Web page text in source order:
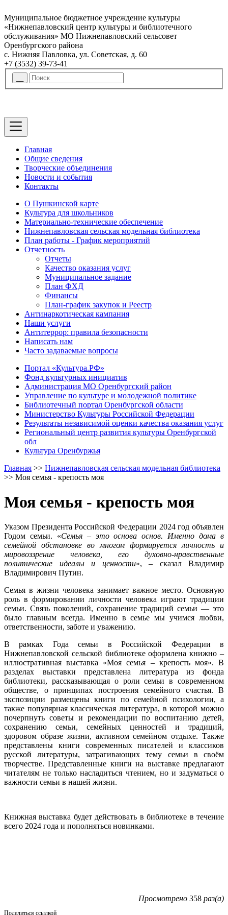
Муниципальное бюджетное учреждение культуры
«Нижнепавловский центр культуры и библиотечного
обслуживания» МО Нижнепавловский сельсовет
Оренбургского района
с. Нижняя Павловка, ул. Советская, д. 60
+7 (3532) 39-73-41
Главная
Общие сведения
Творческие объединения
Новости и события
Контакты
О Пушкинской карте
Культура для школьников
Материально-технические обеспечение
Нижнепавловская сельская модельная библиотека
План работы - График мероприятий
Отчетность
Отчеты
Качество оказания услуг
Муниципальное задание
План ФХД
Финансы
План-график закупок и Реестр
Антинаркотическая кампания
Наши услуги
Антитеррор: правила безопасности
Написать нам
Часто задаваемые вопросы
Портал «Культура.РФ»
Фонд культурных инициатив
Администрация МО Оренбургский район
Управление по культуре и молодежной политике
Библиотечный портал Оренбургской области
Министерство Культуры Российской Федерации
Результаты независимой оценки качества оказания услуг
Региональный центр развития культуры Оренбургской
обл
Культура Оренбуржья
Главная >> Нижнепавловская сельская модельная библиотека
>> Моя семья - крепость моя
Моя семья - крепость моя
Указом Президента Российской Федерации 2024 год объявлен
Годом семьи. «Семья – это основа основ. Именно дома в
семейной обстановке во многом формируется личность и
мировоззрение человека, его духовно-нравственные
политические идеалы и ценности», – сказал Владимир
Владимирович Путин.
Семья в жизни человека занимает важное место. Основную
роль в формировании личности человека играют традиции
семьи. Связь поколений, сохранение традиций семьи — это
было главным всегда. Именно в семье мы учимся любви,
ответственности, заботе и уважению.
В рамках Года семьи в Российской Федерации в
Нижнепавловской сельской библиотеке оформлена книжно –
иллюстративная выставка «Моя семья – крепость моя». В
разделах выставки представлена литература из фонда
библиотеки, рассказывающая о роли семьи в современном
обществе, о принципах построения семейного счастья. В
экспозиции размещены книги по семейной психологии, а
также популярная классическая литература, в которой можно
почерпнуть советы и рекомендации по воспитанию детей,
сохранению семьи, семейных ценностей и традиций,
здоровом образе жизни, активном семейном отдыхе. Также
представлены книги современных писателей и классиков
русской литературы, затрагивающих тему семьи в своём
творчестве. Представленные книги на выставке предлагают
читателям не только насладиться чтением, но и задуматься о
важности семьи в нашей жизни.
Книжная выставка будет действовать в библиотеке в течение
всего 2024 года и пополняться новинками.
Просмотрено 358 раз(а)
Поделиться ссылкой